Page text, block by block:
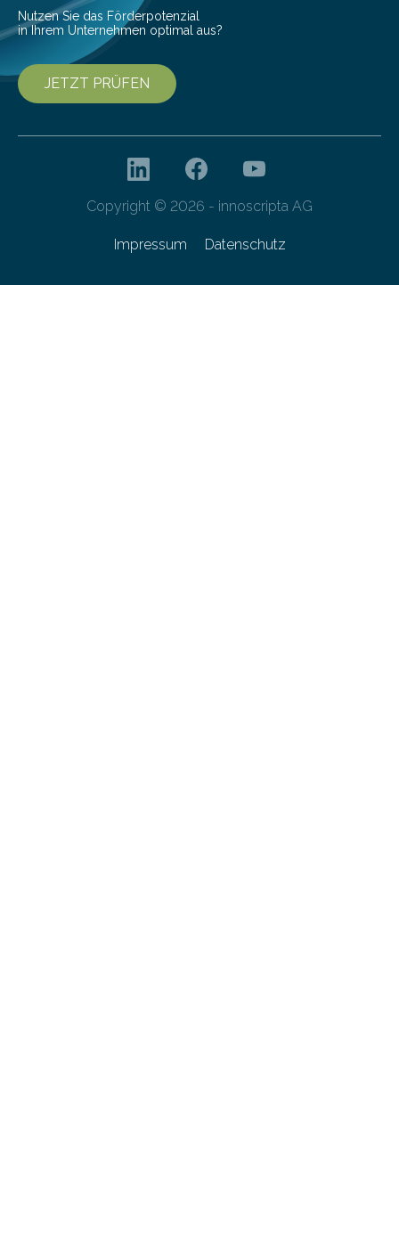
Nutzen Sie das Förderpotenzial
in Ihrem Unternehmen optimal aus?
JETZT PRÜFEN
Copyright © 2026 - innoscripta AG
Impressum Datenschutz